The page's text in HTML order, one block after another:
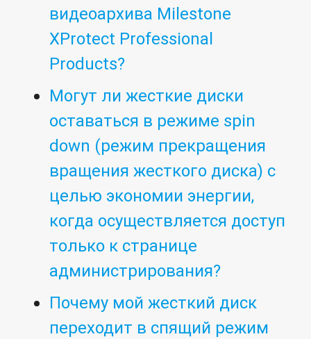
видеоархива Milestone
XProtect Professional
Products?
Могут ли жесткие диски
оставаться в режиме spin
down (режим прекращения
вращения жесткого диска) с
целью экономии энергии,
когда осуществляется доступ
только к странице
администрирования?
Почему мой жесткий диск
переходит в спящий режим